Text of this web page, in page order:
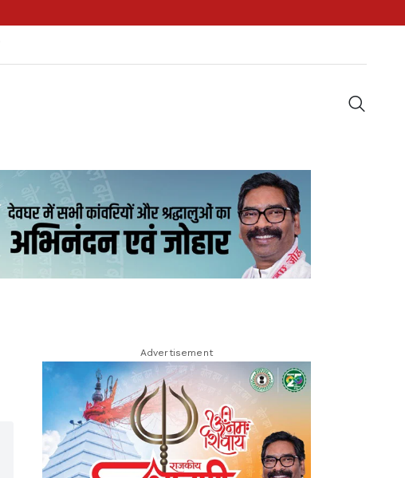
Advertisement